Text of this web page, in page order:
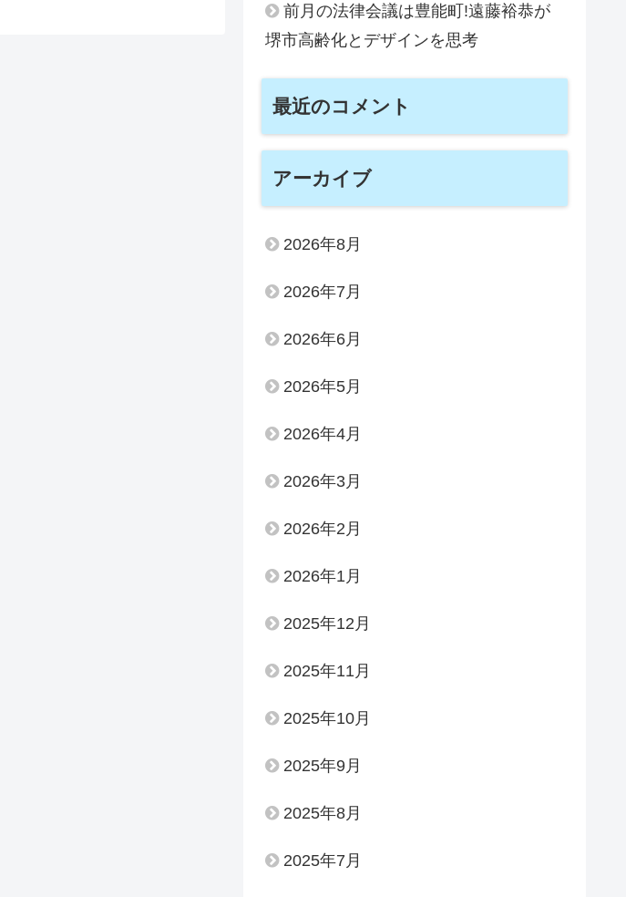
前月の法律会議は豊能町!遠藤裕恭が
堺市高齢化とデザインを思考
最近のコメント
アーカイブ
2026年8月
2026年7月
2026年6月
2026年5月
2026年4月
2026年3月
2026年2月
2026年1月
2025年12月
2025年11月
2025年10月
2025年9月
2025年8月
2025年7月